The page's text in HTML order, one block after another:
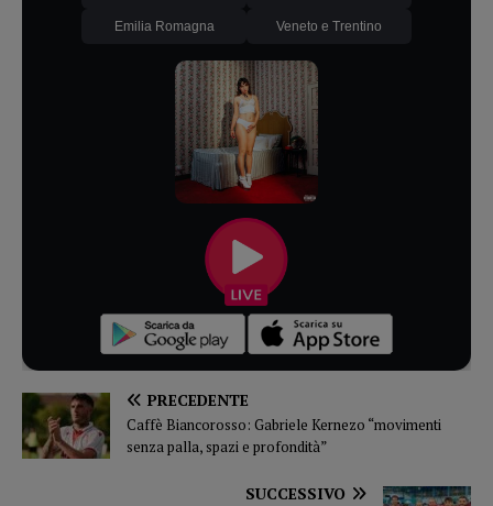
Emilia Romagna Veneto e Trentino
PRECEDENTE
Caffè Biancorosso: Gabriele Kernezo “movimenti
senza palla, spazi e profondità”
SUCCESSIVO